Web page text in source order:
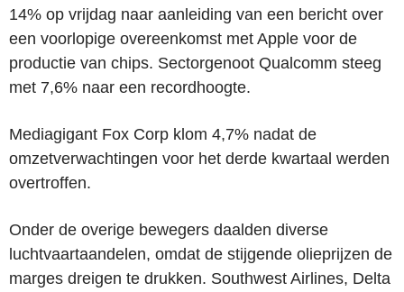
14% op vrijdag naar aanleiding van een bericht over
een voorlopige overeenkomst met Apple voor de
productie van chips. Sectorgenoot Qualcomm steeg
met 7,6% naar een recordhoogte.
Mediagigant Fox Corp klom 4,7% nadat de
omzetverwachtingen voor het derde kwartaal werden
overtroffen.
Onder de overige bewegers daalden diverse
luchtvaartaandelen, omdat de stijgende olieprijzen de
marges dreigen te drukken. Southwest Airlines, Delta